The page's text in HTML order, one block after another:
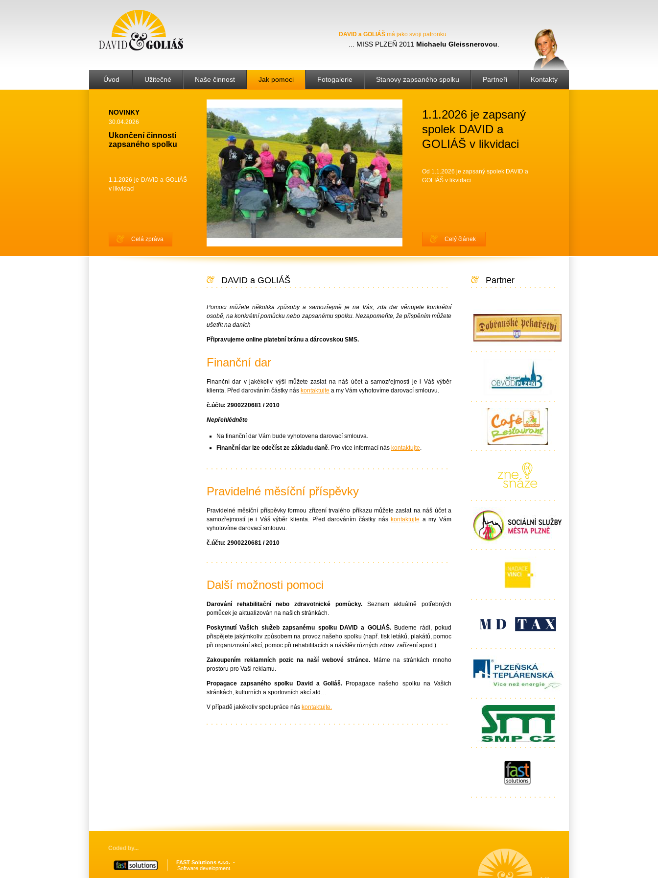
DAVID a GOLIÁŠ má jako svoji patronku
MISS PLZEŇ 2011 Michaelu Gleissnerovou
Úvod Užitečné Naše činnost Jak pomoci Fotogalerie Stanovy zapsaného spolku Partneři Kontakty
NOVINKY
30.04.2026
Ukončení činnosti
zapsaného spolku
1.1.2026 je DAVID a GOLIÁŠ
v likvidaci
Celá zpráva
1.1.2026 je zapsaný
spolek DAVID a
GOLIÁŠ v likvidaci
Od 1.1.2026 je zapsaný spolek DAVID a
GOLIÁŠ v likvidaci
Celý článek
DAVID a GOLIÁŠ
Pomoci můžete několika způsoby a samozřejmě je na Vás, zda dar věnujete konkrétní
osobě, na konkrétní pomůcku nebo zapsanému spolku. Nezapomeňte, že přispěním můžete
ušetřit na daních
Připravujeme online platební bránu a dárcovskou SMS.
Finanční dar
Finanční dar v jakékoliv výši můžete zaslat na náš účet a samozřejmostí je i Váš výběr
klienta. Před darováním částky nás kontaktujte a my Vám vyhotovíme darovací smlouvu.
č.účtu: 2900220681 / 2010
Nepřehlédněte
Na finanční dar Vám bude vyhotovena darovací smlouva.
Finanční dar lze odečíst ze základu daně. Pro více informací nás kontaktujte.
Pravidelné měsíční příspěvky
Pravidelné měsíční příspěvky formou zřízení trvalého příkazu můžete zaslat na náš účet a
samozřejmostí je i Váš výběr klienta. Před darováním částky nás kontaktujte a my Vám
vyhotovíme darovací smlouvu.
č.účtu: 2900220681 / 2010
Další možnosti pomoci
Darování rehabilitační nebo zdravotnické pomůcky.Seznam aktuálně potřebných
pomůcek je aktualizován na našich stránkách.
Poskytnutí Vašich služeb zapsanému spolku DAVID a GOLIÁŠ.Budeme rádi, pokud
přispějete jakýmkoliv způsobem na provoz našeho spolku (např. tisk letáků, plakátů, pomoc
při organizování akcí, pomoc při rehabilitacích a návštěv různých zdrav. zařízení apod.)
Zakoupením reklamních pozic na naší webové stránce.Máme na stránkách mnoho
prostoru pro Vaši reklamu.
Propagace zapsaného spolku David a Goliáš. Propagace našeho spolku na Vašich
stránkách, kulturních a sportovních akcí atd…
V případě jakékoliv spolupráce nás kontaktujte.
Partner
Coded by
FAST Solutions s.r.o.
Software development.